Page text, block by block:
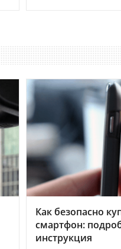
Как безопасно
смартфон:
инструкция